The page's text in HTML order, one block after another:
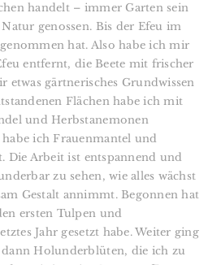
handelt – immer Garten sein
genossen. Bis der Efeu im
hat. Also habe ich mir
entfernt, die Beete mit frischer
etwas gärtnerisches Grundwissen
Flächen habe ich mit
und Herbstanemonen
ich Frauenmantel und
Die Arbeit ist entspannend und
zu sehen, wie alles wächst
Gestalt annimmt. Begonnen hat
ersten Tulpen und
Jahr gesetzt habe. Weiter ging
Holunderblüten, die ich zu